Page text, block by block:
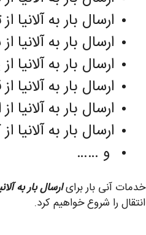
ارسال بار به آلانیا از
ارسال بار به آلانیا
ارسال بار به آلانیا
ارسال بار به آلانیا
ارسال بار به آلانیا
ارسال بار به آلانیا
و ……
خدمات آنی بار برایارسال بار به
انتقال را شروع خواهیم کرد.